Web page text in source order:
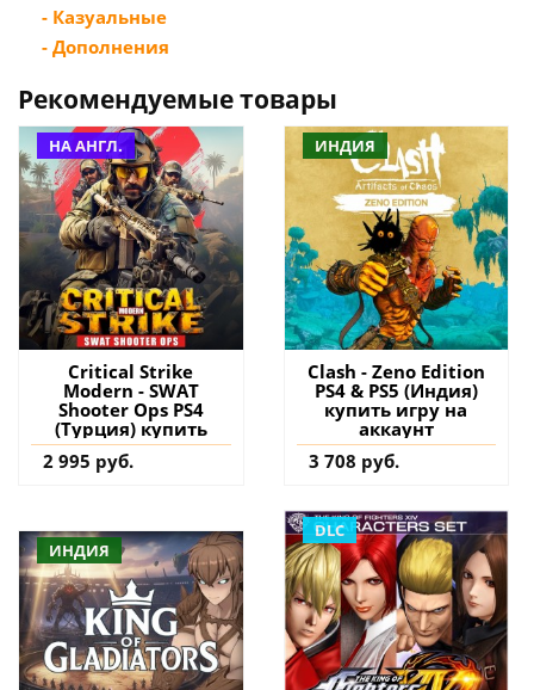
- Казуальные
- Дополнения
Рекомендуемые товары
НА АНГЛ.
Critical Strike
Modern - SWAT
Shooter Ops PS4
(Турция) купить
2 995 руб.
ИНДИЯ
Clash - Zeno Edition
PS4 & PS5 (Индия)
купить игру на
аккаунт
3 708 руб.
ИНДИЯ
DLC